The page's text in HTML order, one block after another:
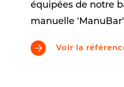
équipées de notre
manuelle
Voir la